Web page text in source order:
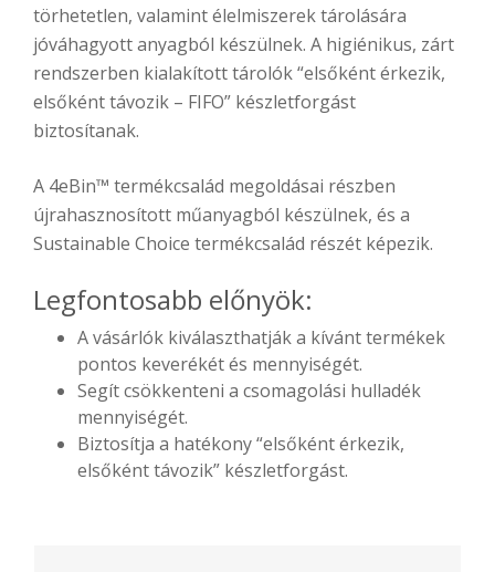
törhetetlen, valamint élelmiszerek tárolására
jóváhagyott anyagból készülnek. A higiénikus, zárt
rendszerben kialakított tárolók “elsőként érkezik,
elsőként távozik – FIFO” készletforgást
biztosítanak.
A 4eBin™ termékcsalád megoldásai részben
újrahasznosított műanyagból készülnek, és a
Sustainable Choice termékcsalád részét képezik.
Legfontosabb előnyök:
A vásárlók kiválaszthatják a kívánt termékek
pontos keverékét és mennyiségét.
Segít csökkenteni a csomagolási hulladék
mennyiségét.
Biztosítja a hatékony “elsőként érkezik,
elsőként távozik” készletforgást.